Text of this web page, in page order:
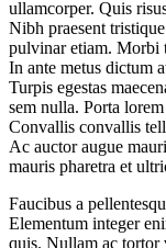
ullamcorper. Quis
Nibh praesent
pulvinar etiam. Morbi
In ante metus dictum
Turpis egestas
sem nulla. Porta
Convallis convallis
Ac auctor augue
mauris pharetra et
Faucibus a
Elementum integer
quis. Nullam ac tortor